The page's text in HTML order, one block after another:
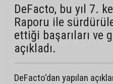
DeFacto, bu yıl 7.
Raporu ile
ettiği başarıları ve
açıkladı.
DeFacto'dan yapılan